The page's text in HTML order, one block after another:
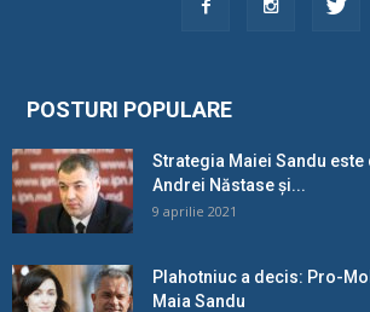
POSTURI POPULARE
Strategia Maiei Sandu
Andrei Năstase și...
9 aprilie 2021
Plahotniuc a decis: Pro-
Maia Sandu